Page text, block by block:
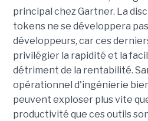
principal chez Gartner. La
tokens ne se développera
développeurs, car ces
privilégier la rapidité et la
détriment de la rentabilité.
opérationnel d'ingénierie
peuvent exploser plus vite
productivité que ces outils